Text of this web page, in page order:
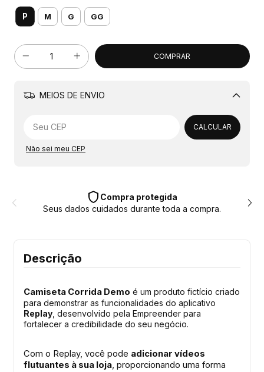
P M G GG
MEIOS DE ENVIO
Alterar CEP
CALCULAR
Não sei meu CEP
Compra protegida
Seus dados cuidados durante toda a compra.
Descrição
Camiseta Corrida Demo é um produto fictício criado
para demonstrar as funcionalidades do aplicativo
Replay , desenvolvido pela Empreender para
fortalecer a credibilidade do seu negócio.
Com o Replay, você pode adicionar vídeos
flutuantes à sua loja, proporcionando uma forma